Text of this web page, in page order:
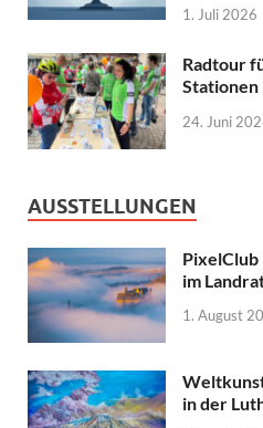
1. Juli 2026
Radtour
Stationen
24. Juni
AUSSTELLUNGEN
im
1. August
Weltkunst
in der